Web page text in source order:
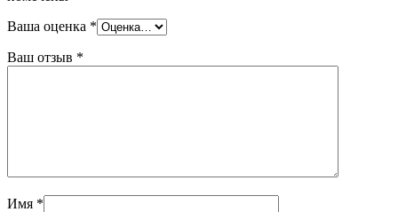
Ваша оценка *
Ваш отзыв *
Имя *